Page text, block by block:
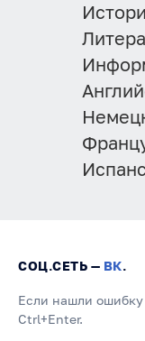
СОЦ.СЕТЬ — ВК.
Если нашли ошибку
Ctrl+Enter.